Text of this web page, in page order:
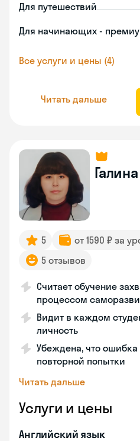
Для путешествий
Для начинающих -
Все услуги и цены (4)
Читать дальше
Галина
5 от 1590 ₽ за
5 отзывов
Считает обучение
процессом
Видит в каждом
личность
Убеждена, что
повторной попытки
Читать дальше
Услуги и цены
Английский язык